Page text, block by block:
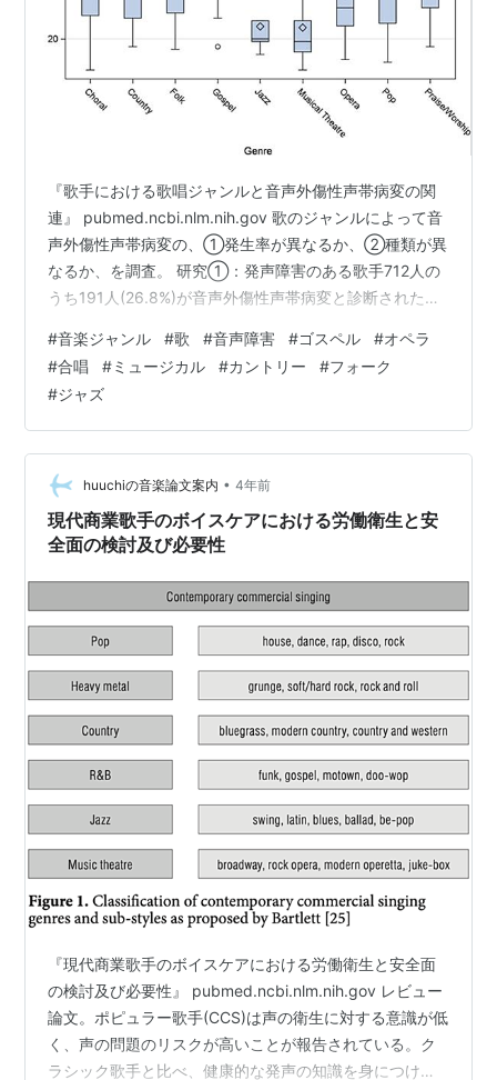
『歌手における歌唱ジャンルと音声外傷性声帯病変の関
連』 pubmed.ncbi.nlm.nih.gov 歌のジャンルによって音
声外傷性声帯病変の、①発生率が異なるか、②種類が異
なるか、を調査。 研究①：発声障害のある歌手712人の
うち191人(26.8%)が音声外傷性声帯病変と診断された。
ルの歌手は音声外傷性声帯病変の率が高かった。 研究
②：音声外傷性声帯病変/ポリープ/囊胞性病変のある歌
手443人において、病変の種類はジャンル間で偏りがあ
った。合唱歌手/ミュージカル歌手と比較して、ゴスペル
歌手はポリープの割合が有意に高く、オペラ歌手は囊
胞…
#音楽ジャンル #歌 #音声障害 #ゴスペル #オペラ
#合唱 #ミュージカル #カントリー #フォーク
#ジャズ
huuchiの音楽論文案内 • 4年前
現代商業歌手のボイスケアにおける労働衛生と安
全面の検討及び必要性
『現代商業歌手のボイスケアにおける労働衛生と安全面
の検討及び必要性』 pubmed.ncbi.nlm.nih.gov レビュー
論文。ポピュラー歌手(CCS)は声の衛生に対する意識が低
く、声の問題のリスクが高いことが報告されている。ク
ラシック歌手と比べ、健康的な発声の知識を身につける